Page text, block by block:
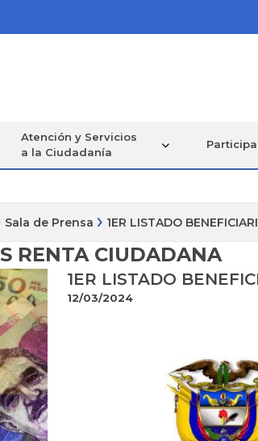
Atención y Servicios
a la Ciudadanía
Participa
Sala de Prensa 1ER LISTADO
RENTA CIUDADANA
1ER LISTADO
12/03/2024